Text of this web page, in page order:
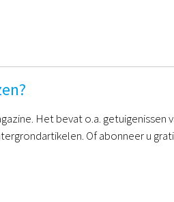
Het bevat o.a.
Of abonneer u